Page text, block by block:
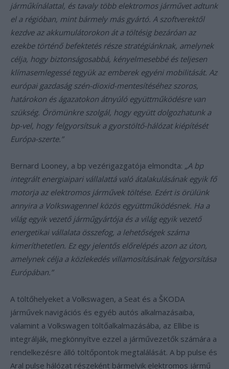
járműkínálattal, és tavaly több elektromos járművet adtunk
el a régióban, mint bármely más gyártó. A szoftverektől
kezdve az akkumulátorokon át a töltésig bezáróan az
ezekbe történő befektetés része stratégiánknak, amelynek
célja, hogy biztonságosabbá, kényelmesebbé és teljesen
klímasemlegessé tegyük az emberek egyéni mobilitását. Az
európai gazdaság szén-dioxid-mentesítéséhez szoros,
határokon és ágazatokon átnyúló együttműködésre van
szükség. Örömünkre szolgál, hogy együtt dolgozhatunk a
bp-vel, hogy felgyorsítsuk a gyorstöltő-hálózat kiépítését
Európa-szerte.”
Bernard Looney, a bp vezérigazgatója elmondta: „A bp
integrált energiaipari vállalattá való átalakulásának egyik fő
motorja az elektromos járművek töltése. Ezért is örülünk
annyira a Volkswagennel közös együttműködésnek. Ha a
világ egyik vezető járműgyártója és a világ egyik vezető
energetikai vállalata összefog, a lehetőségek száma
kimeríthetetlen. Ez egy jelentős előrelépés azon az úton,
amelynek célja a közlekedés villamosításának felgyorsítása
Európában.”
A töltőhelyeket a Volkswagen, a Seat és a ŠKODA
járművek navigációs és egyéb autós alkalmazásaiba,
valamint a Volkswagen töltőalkalmazásába, az Ellibe is
integrálják, megkönnyítve ezzel a járművezetők számára a
rendelkezésre álló töltőpontok megtalálását. A bp pulse és
Aral pulse hálózat részeként bármelyik elektromos jármű